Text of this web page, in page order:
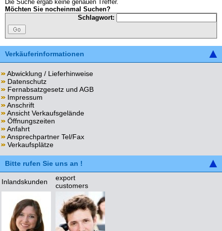
Die Suche ergab keine genauen Treffer.
Möchten Sie nocheinmal Suchen?
Schlagwort:
Verkäuferinformationen
Abwicklung / Lieferhinweise
Datenschutz
Fernabsatzgesetz und AGB
Impressum
Anschrift
Ansicht Verkaufsgelände
Öffnungszeiten
Anfahrt
Ansprechpartner Tel/Fax
Verkaufsplätze
Bitte rufen Sie uns an !
Inlandskunden
export
customers